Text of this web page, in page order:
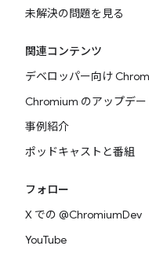
未解決の問題を見る
関連コンテンツ
デベロッパー向け
Chromium のアップデー
事例紹介
ポッドキャストと番組
フォロー
X での @ChromiumDev
YouTube